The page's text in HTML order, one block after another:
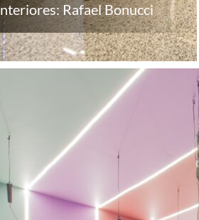
Rafael Bonucci